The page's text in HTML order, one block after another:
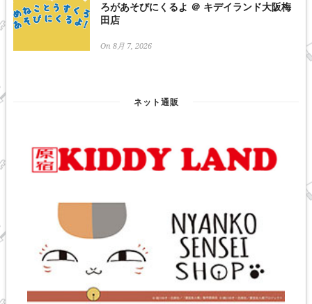
ろがあそびにくるよ ＠ キデイランド大阪梅
田店
On 8月 7, 2026
ネット通販